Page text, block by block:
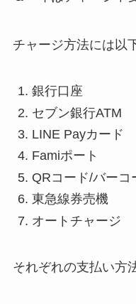
チャージ方法には以
銀行口座
セブン銀行ATM
LINE Payカード
Famiポート
QRコード/バーコ
東急線券売機
オートチャージ
それぞれの支払い方